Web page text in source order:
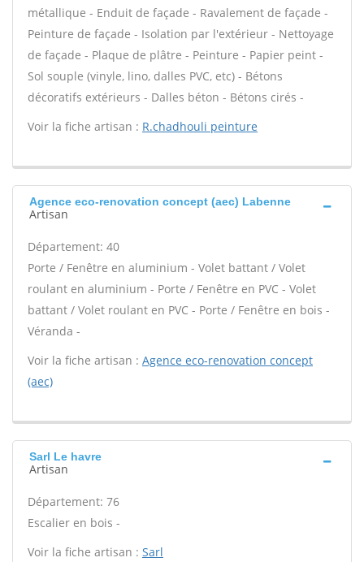
métallique - Enduit de façade - Ravalement de façade -
Peinture de façade - Isolation par l'extérieur - Nettoyage
de façade - Plaque de plâtre - Peinture - Papier peint -
Sol souple (vinyle, lino, dalles PVC, etc) - Bétons
décoratifs extérieurs - Dalles béton - Bétons cirés -
Voir la fiche artisan : R.chadhouli peinture
Agence eco-renovation concept (aec) Labenne
Artisan
Département: 40
Porte / Fenêtre en aluminium - Volet battant / Volet
roulant en aluminium - Porte / Fenêtre en PVC - Volet
battant / Volet roulant en PVC - Porte / Fenêtre en bois -
Véranda -
Voir la fiche artisan : Agence eco-renovation concept
(aec)
Sarl Le havre
Artisan
Département: 76
Escalier en bois -
Voir la fiche artisan : Sarl